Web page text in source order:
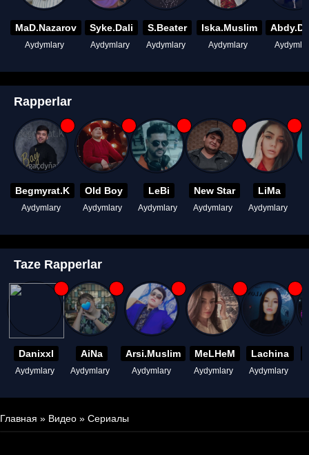
MaD.Nazarov
Aydymlary
Syke.Dali
Aydymlary
S.Beater
Aydymlary
Iska.Muslim
Aydymlary
Rapperlar
Begmyrat.K
Aydymlary
Old Boy
Aydymlary
LeBi
Aydymlary
New Star
Aydymlary
LiMa
Aydymlary
Taze Rapperlar
Danixxl
Aydymlary
AiNa
Aydymlary
Arsi.Muslim
Aydymlary
MeLHeM
Aydymlary
Lachina
Aydymlary
Главная » Видео » Сериалы